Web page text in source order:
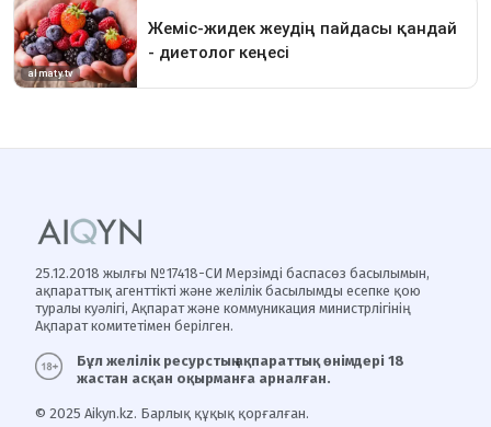
25.12.2018 жылғы №17418-СИ Мерзімді баспасөз басылымын,
ақпараттық агенттікті және желілік басылымды есепке қою
туралы куәлігі, Ақпарат және коммуникация министрлігінің
Ақпарат комитетімен берілген.
Бұл желілік ресурстың ақпараттық өнімдері 18
жастан асқан оқырманға арналған.
© 2025 Aikyn.kz. Барлық құқық қорғалған.